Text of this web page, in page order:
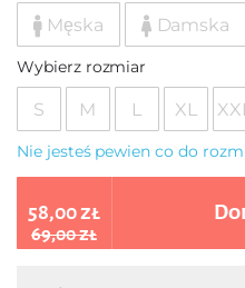
Męska Damska
Wybierz rozmiar
S M L XL
Nie jesteś pewien co do
58,00 zł
69,00 zł